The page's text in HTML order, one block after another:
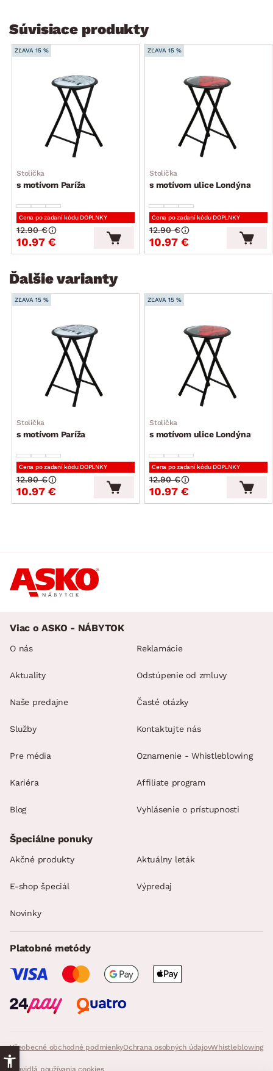
Súvisiace produkty
ZĽAVA 15 %
Stolička
s motívom Paríža
Cena po zadaní kódu DOPLNKY
10.97 €
12.90 €
ZĽAVA 15 %
Stolička
s motívom ulice Londýna
Cena po zadaní kódu DOPLNKY
10.97 €
12.90 €
Ďalšie varianty
ZĽAVA 15 %
Stolička
s motívom Paríža
Cena po zadaní kódu DOPLNKY
10.97 €
12.90 €
ZĽAVA 15 %
Stolička
s motívom ulice Londýna
Cena po zadaní kódu DOPLNKY
10.97 €
12.90 €
Viac o ASKO - NÁBYTOK
O nás
Aktuality
Naše predajne
Služby
Pre média
Kariéra
Blog
Reklamácie
Odstúpenie od zmluvy
Časté otázky
Kontaktujte nás
Oznamenie - Whistleblowing
Affiliate program
Vyhlásenie o prístupnosti
Všeobecné obchodné podmienkyOchrana osobných údajovWhistleblowing
Pravidlá používania cookies
Špeciálne ponuky
Akčné produkty Aktuálny leták
E-shop špeciál Výpredaj
Novinky
Platobné metódy